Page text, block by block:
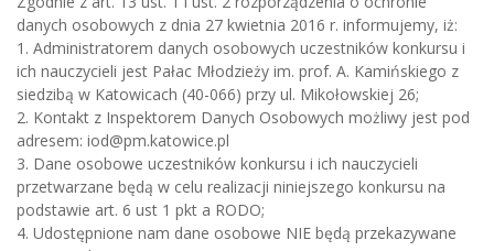
danych osobowych z dnia 27 kwietnia 2016 r. informujemy, iż:
1. Administratorem danych osobowych uczestników konkursu i
ich nauczycieli jest Pałac Młodzieży im. prof. A. Kamińskiego z
siedzibą w Katowicach (40-066) przy ul. Mikołowskiej 26;
2. Kontakt z Inspektorem Danych Osobowych możliwy jest pod
adresem: iod@pm.katowice.pl
3. Dane osobowe uczestników konkursu i ich nauczycieli
przetwarzane będą w celu realizacji niniejszego konkursu na
podstawie art. 6 ust 1 pkt a RODO;
4. Udostępnione nam dane osobowe NIE będą przekazywane